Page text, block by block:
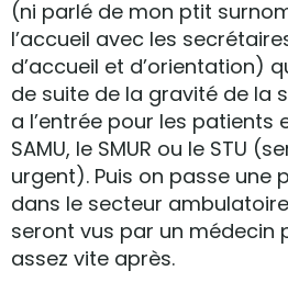
(ni parlé de mon ptit
l’accueil avec les
d’accueil et d’orientation)
de suite de la gravité de la
a l’entrée pour les patients
SAMU, le SMUR ou le STU
urgent). Puis on passe une
dans le secteur
seront vus par un médecin
assez vite après.